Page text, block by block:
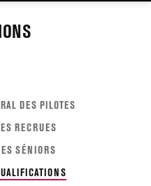
DES PILOTES
RECRUES
SÉNIORS